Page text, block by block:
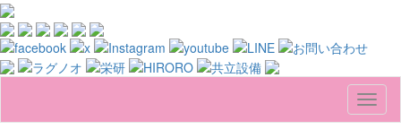
Skip to main content